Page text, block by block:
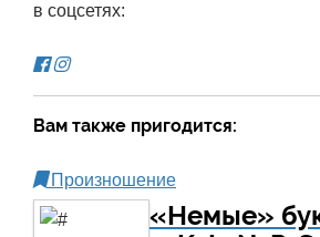
в соцсетях:
Вам также пригодится:
Произношение
«Немые»